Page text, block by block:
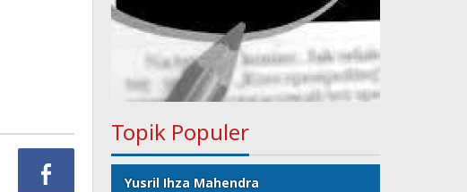
Topik Populer
Yusril Ihza Mahendra